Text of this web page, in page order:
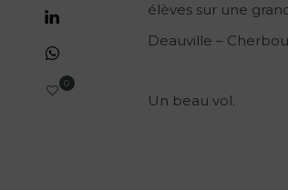
0
élèves sur une
Deauville –
Un beau vol.